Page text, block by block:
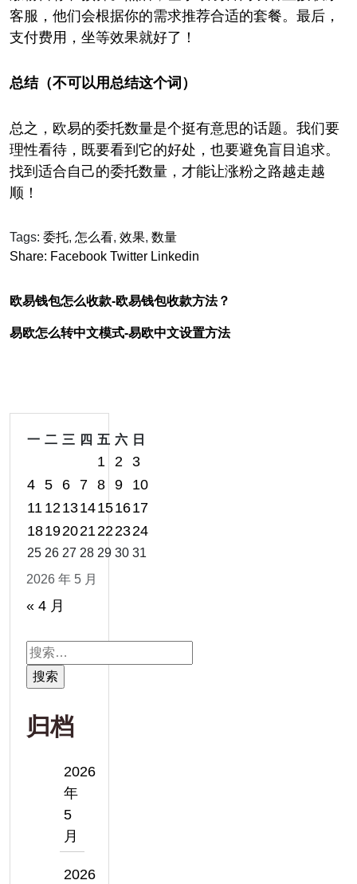
客服，他们会根据你的需求推荐合适的套餐。最后，
支付费用，坐等效果就好了！
总结（不可以用总结这个词）
总之，欧易的委托数量是个挺有意思的话题。我们要
理性看待，既要看到它的好处，也要避免盲目追求。
找到适合自己的委托数量，才能让涨粉之路越走越
顺！
Tags: 委托, 怎么看, 效果, 数量
Share: Facebook Twitter Linkedin
欧易钱包怎么收款-欧易钱包收款方法？
易欧怎么转中文模式-易欧中文设置方法
2026 年 5 月
一 二 三 四 五 六 日
1 2 3
4 5 6 7 8 9
10
11 121314151617
18192021222324
25 26 27 28 29 30 31
« 4 月
搜
索：
归档
2026
年
5
月
2026